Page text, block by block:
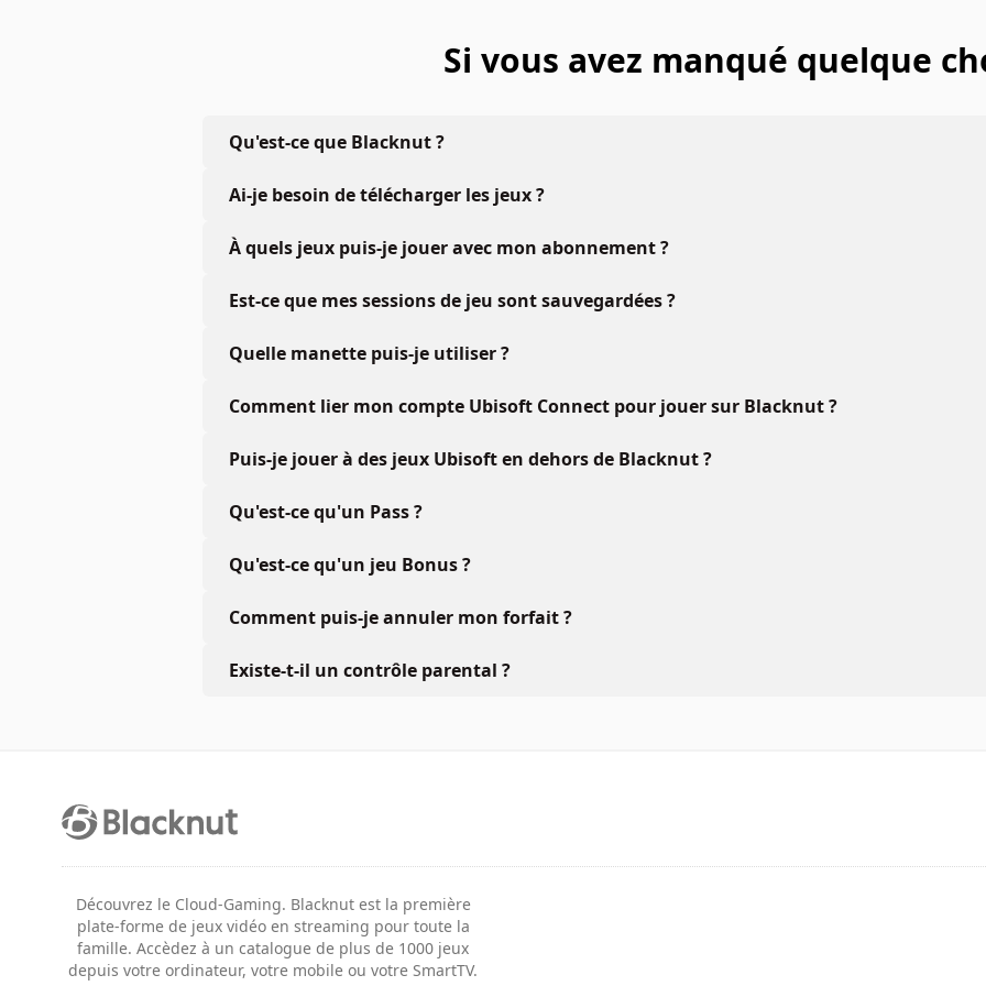
Si vous avez manqué quelque
Qu'est-ce que Blacknut ?
Ai-je besoin de télécharger les jeux ?
À quels jeux puis-je jouer avec mon abonnement ?
Est-ce que mes sessions de jeu sont sauvegardées ?
Quelle manette puis-je utiliser ?
Comment lier mon compte Ubisoft Connect pour jouer sur Blacknut ?
Puis-je jouer à des jeux Ubisoft en dehors de Blacknut ?
Qu'est-ce qu'un Pass ?
Qu'est-ce qu'un jeu Bonus ?
Comment puis-je annuler mon forfait ?
Existe-t-il un contrôle parental ?
Découvrez le Cloud-Gaming. Blacknut est la première
plate-forme de jeux vidéo en streaming pour toute la
famille. Accèdez à un catalogue de plus de 1000 jeux
depuis votre ordinateur, votre mobile ou votre SmartTV.